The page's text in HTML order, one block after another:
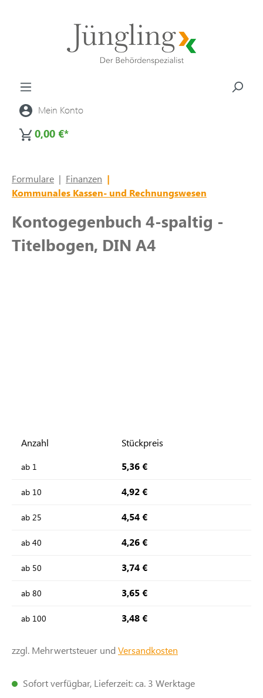
Mein Konto
0,00 €*
Formulare | Finanzen |
Kommunales Kassen- und Rechnungswesen
Kontogegenbuch 4-spaltig -
Titelbogen, DIN A4
Anzahl Stückpreis
ab 1 5,36 €
ab 10 4,92 €
ab 25 4,54 €
ab 40 4,26 €
ab 50 3,74 €
ab 80 3,65 €
ab 100 3,48 €
zzgl. Mehrwertsteuer und Versandkosten
Sofort verfügbar, Lieferzeit: ca. 3 Werktage